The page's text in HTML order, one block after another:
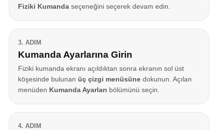
Fiziki Kumanda seçeneğini seçerek devam edin.
3. ADIM
Kumanda Ayarlarına Girin
Fiziki kumanda ekranı açıldıktan sonra ekranın sol üst
köşesinde bulunan üç çizgi menüsüne dokunun. Açılan
menüden Kumanda Ayarları bölümünü seçin.
4. ADIM